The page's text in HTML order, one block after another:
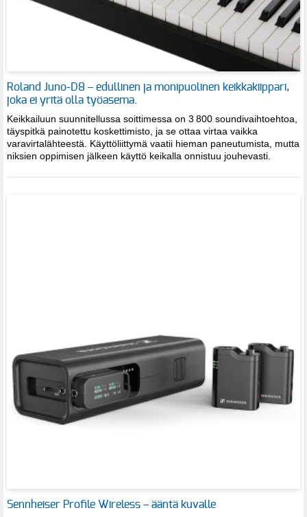
Roland Juno-D8 – edullinen ja monipuolinen keikkakiippari,
joka ei yritä olla työasema.
Keikkailuun suunnitellussa soittimessa on 3 800 soundivaihtoehtoa,
täyspitkä painotettu koskettimisto, ja se ottaa virtaa vaikka
varavirtalähteestä. Käyttöliittymä vaatii hieman paneutumista, mutta
niksien oppimisen jälkeen käyttö keikalla onnistuu jouhevasti.
Sennheiser Profile Wireless – ääntä kuvalle